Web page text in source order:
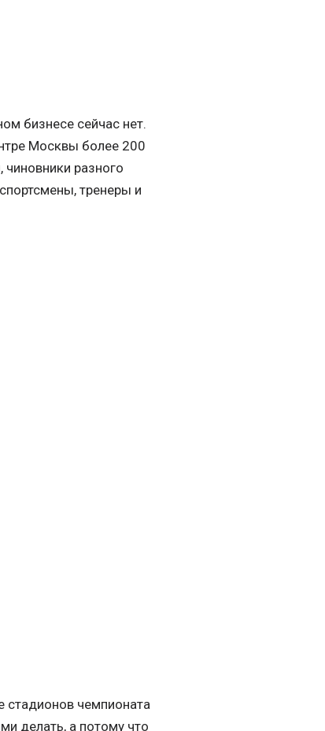
бизнесе сейчас нет.
Москвы более 200
разного
тренеры и
стадионов чемпионата
делать, а потому что